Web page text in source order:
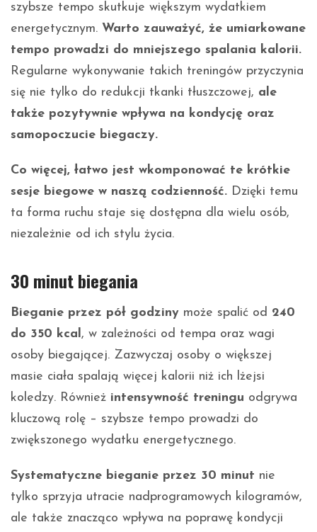
szybsze tempo skutkuje większym wydatkiem
energetycznym. Warto zauważyć, że umiarkowane
tempo prowadzi do mniejszego spalania kalorii.
Regularne wykonywanie takich treningów przyczynia
się nie tylko do redukcji tkanki tłuszczowej, ale
także pozytywnie wpływa na kondycję oraz
samopoczucie biegaczy.
Co więcej, łatwo jest wkomponować te krótkie
sesje biegowe w naszą codzienność. Dzięki temu
ta forma ruchu staje się dostępna dla wielu osób,
niezależnie od ich stylu życia.
30 minut biegania
Bieganie przez pół godziny może spalić od 240
do 350 kcal, w zależności od tempa oraz wagi
osoby biegającej. Zazwyczaj osoby o większej
masie ciała spalają więcej kalorii niż ich lżejsi
koledzy. Również intensywność treningu odgrywa
kluczową rolę – szybsze tempo prowadzi do
zwiększonego wydatku energetycznego.
Systematyczne bieganie przez 30 minut nie
tylko sprzyja utracie nadprogramowych kilogramów,
ale także znacząco wpływa na poprawę kondycji